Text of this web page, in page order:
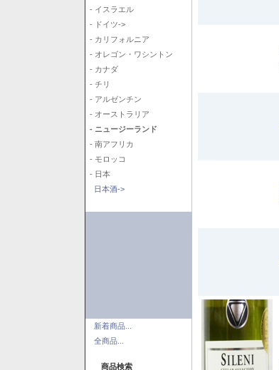
- イスラエル
- ドイツ->
- カリフォルニア
- オレゴン・ワシントン
- カナダ
- チリ
- アルゼンチン
- オーストラリア
- ニュージーランド
- 南アフリカ
- モロッコ
- 日本
日本酒->
新着商品...
全商品...
商品検索